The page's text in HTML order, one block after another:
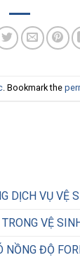
. Bookmark the
DỊCH VỤ VỆ
VỆ
NỒNG ĐỘ